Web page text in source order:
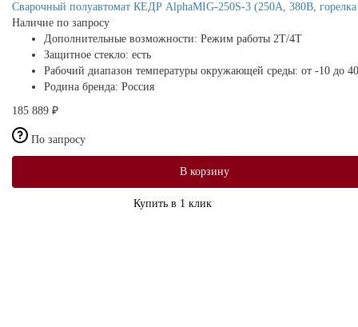
Сварочный полуавтомат КЕДР AlphaMIG-250S-3 (250А, 380В,
Наличие по запросу
Дополнительные возможности: Режим работы 2Т/4Т
Защитное стекло: есть
Рабочий диапазон температуры окружающей среды: от -10 до
Родина бренда: Россия
185 889 ₽
По запросу
В корзину
Купить в 1 клик